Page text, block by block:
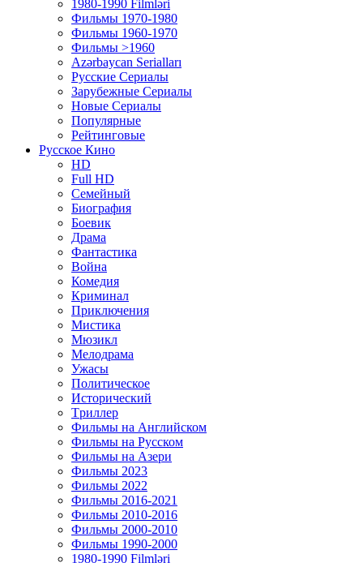
1980-1990 Filmləri
Фильмы 1970-1980
Фильмы 1960-1970
Фильмы >1960
Azərbaycan Serialları
Русские Сериалы
Зарубежные Сериалы
Новые Сериалы
Популярные
Рейтинговые
Русское Кино
HD
Full HD
Семейный
Биография
Боевик
Драма
Фантастика
Война
Комедия
Криминал
Приключения
Мистика
Мюзикл
Мелодрама
Ужасы
Политическое
Исторический
Tриллер
Фильмы на Английском
Фильмы на Русском
Фильмы на Азери
Фильмы 2023
Фильмы 2022
Фильмы 2016-2021
Фильмы 2010-2016
Фильмы 2000-2010
Фильмы 1990-2000
1980-1990 Filmləri